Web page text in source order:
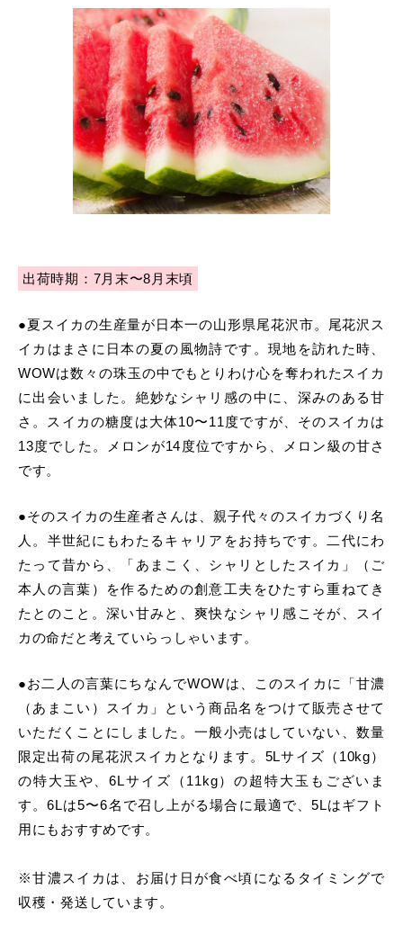
出荷時期：7月末〜8月末頃
●夏スイカの生産量が日本一の山形県尾花沢市。尾花沢ス
イカはまさに日本の夏の風物詩です。現地を訪れた時、
WOWは数々の珠玉の中でもとりわけ心を奪われたスイカ
に出会いました。絶妙なシャリ感の中に、深みのある甘
さ。スイカの糖度は大体10〜11度ですが、そのスイカは
13度でした。メロンが14度位ですから、メロン級の甘さ
です。
●そのスイカの生産者さんは、親子代々のスイカづくり名
人。半世紀にもわたるキャリアをお持ちです。二代にわ
たって昔から、「あまこく、シャリとしたスイカ」（ご
本人の言葉）を作るための創意工夫をひたすら重ねてき
たとのこと。深い甘みと、爽快なシャリ感こそが、スイ
カの命だと考えていらっしゃいます。
●お二人の言葉にちなんでWOWは、このスイカに「甘濃
（あまこい）スイカ」という商品名をつけて販売させて
いただくことにしました。一般小売はしていない、数量
限定出荷の尾花沢スイカとなります。5Lサイズ（10kg）
の特大玉や、6Lサイズ（11kg）の超特大玉もございま
す。6Lは5〜6名で召し上がる場合に最適で、5Lはギフト
用にもおすすめです。
※甘濃スイカは、お届け日が食べ頃になるタイミングで
収穫・発送しています。